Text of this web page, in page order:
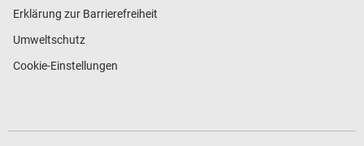
Erklärung zur Barrierefreiheit
Umweltschutz
Cookie-Einstellungen